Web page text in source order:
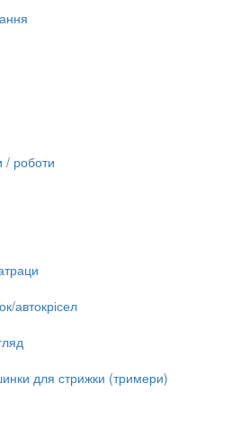
/ роботи
автокрісел
для стрижки (тримери)